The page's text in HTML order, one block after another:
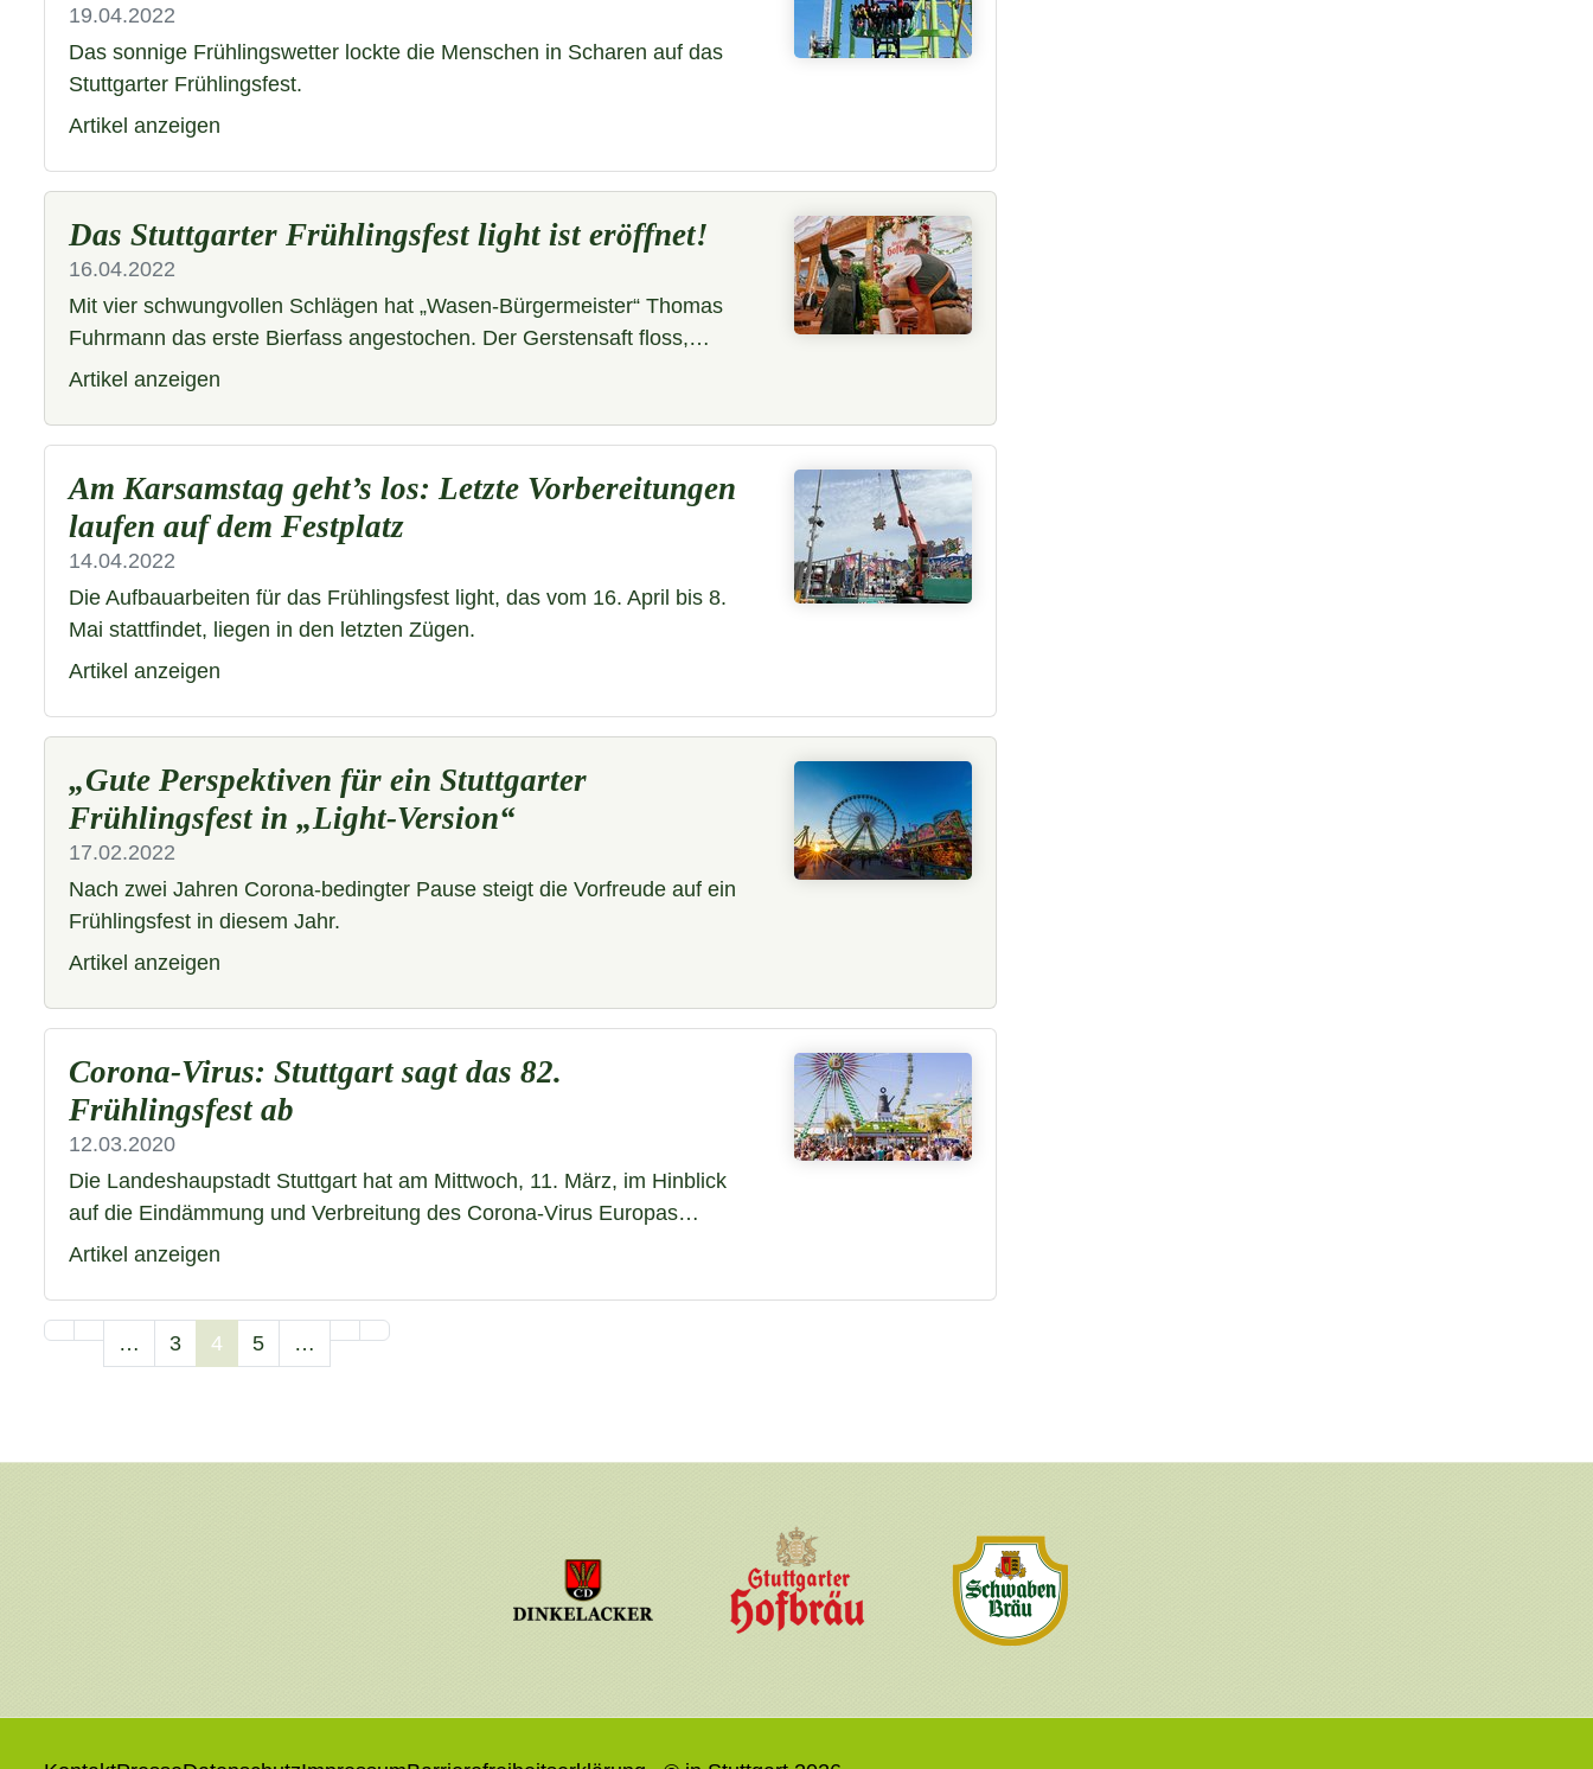
19.04.2022
Das sonnige Frühlingswetter lockte die Menschen in Scharen auf das
Stuttgarter Frühlingsfest.
Artikel anzeigen
Das Stuttgarter Frühlingsfest light ist eröffnet!
16.04.2022
Mit vier schwungvollen Schlägen hat „Wasen-Bürgermeister“ Thomas
Fuhrmann das erste Bierfass angestochen. Der Gerstensaft floss,…
Artikel anzeigen
Am Karsamstag geht’s los: Letzte Vorbereitungen
laufen auf dem Festplatz
14.04.2022
Die Aufbauarbeiten für das Frühlingsfest light, das vom 16. April bis 8.
Mai stattfindet, liegen in den letzten Zügen.
Artikel anzeigen
„Gute Perspektiven für ein Stuttgarter
Frühlingsfest in „Light-Version“
17.02.2022
Nach zwei Jahren Corona-bedingter Pause steigt die Vorfreude auf ein
Frühlingsfest in diesem Jahr.
Artikel anzeigen
Corona-Virus: Stuttgart sagt das 82.
Frühlingsfest ab
12.03.2020
Die Landeshaupstadt Stuttgart hat am Mittwoch, 11. März, im Hinblick
auf die Eindämmung und Verbreitung des Corona-Virus Europas…
Artikel anzeigen
… 3 4 5 …